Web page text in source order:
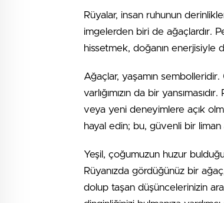
Rüyalar, insan ruhunun
imgelerden biri de ağaçlardır.
hissetmek, doğanın enerjisiyle
Ağaçlar, yaşamın sembolleridir.
varlığımızın da bir
veya yeni deneyimlere açık
hayal edin; bu, güvenli bir liman
Yeşil, çoğumuzun huzur
Rüyanızda gördüğünüz bir
dolup taşan düşüncelerinizin